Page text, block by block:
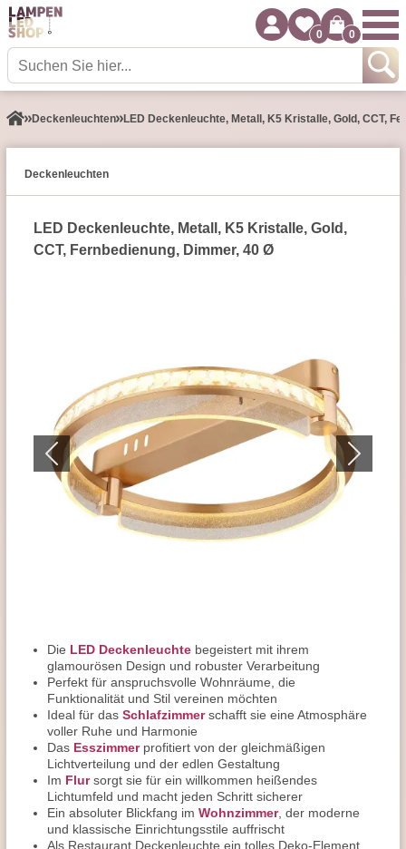
0 0
Decken­leuchten LED Deckenleuchte, Metall, K5 Kristalle, Gold, CCT,
Decken­leuchten
LED Deckenleuchte, Metall, K5 Kristalle, Gold,
CCT, Fernbedienung, Dimmer, 40 Ø
Die LED Deckenleuchte begeistert mit ihrem
glamourösen Design und robuster Verarbeitung
Perfekt für anspruchsvolle Wohnräume, die
Funktionalität und Stil vereinen möchten
Ideal für das Schlafzimmerschafft sie eine Atmosphäre
voller Ruhe und Harmonie
Das Esszimmerprofitiert von der gleichmäßigen
Lichtverteilung und der edlen Gestaltung
Im Flursorgt sie für ein willkommen heißendes
Lichtumfeld und macht jeden Schritt sicherer
Ein absoluter Blickfang im Wohnzimmer, der moderne
und klassische Einrichtungsstile auffrischt
Als Restaurant Deckenleuchte ein tolles Deko-Element